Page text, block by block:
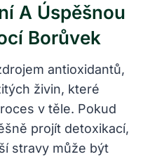
A Úspěšnou
Borůvek
‌antioxidantů,
živin, které⁢
v těle. Pokud
projít detoxikací,
stravy může být